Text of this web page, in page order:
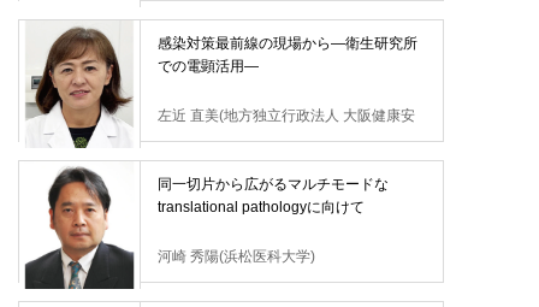
感染対策最前線の現場から―衛生研究所
での電顕活用―
左近 直美(地方独立行政法人 大阪健康安
全基盤研究所)
同一切片から広がるマルチモードな
translational pathologyに向けて
河崎 秀陽(浜松医科大学)